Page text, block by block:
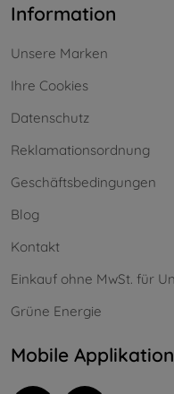
Information
Unsere Marken
Ihre Cookies
Datenschutz
Reklamationsordnung
Geschäftsbedingungen
Blog
Kontakt
Einkauf ohne MwSt. für
Grüne Energie
Mobile Applikation